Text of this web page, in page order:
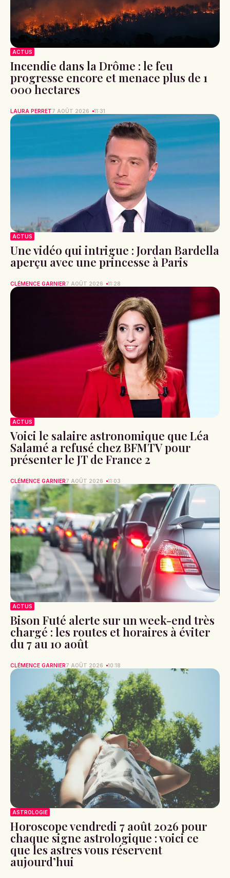
ACTUS
Incendie dans la Drôme : le feu
progresse encore et menace plus de 1
000 hectares
LAURA PERRET7 AOÛT 2026 11:31
ACTUS
Une vidéo qui intrigue : Jordan Bardella
aperçu avec une princesse à Paris
CLÉMENCE GARNIER7 AOÛT 2026 11:28
ACTUS
Voici le salaire astronomique que Léa
Salamé a refusé chez BFMTV pour
présenter le JT de France 2
CLÉMENCE GARNIER7 AOÛT 2026 11:03
ACTUS
Bison Futé alerte sur un week-end très
chargé : les routes et horaires à éviter
du 7 au 10 août
CLÉMENCE GARNIER7 AOÛT 2026 10:18
ASTROLOGIE
Horoscope vendredi 7 août 2026 pour
chaque signe astrologique : voici ce
que les astres vous réservent
aujourd’hui